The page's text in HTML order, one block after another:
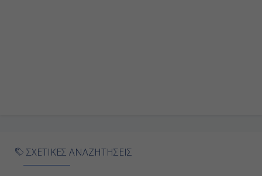
ΣΧΕΤΙΚΕΣ ΑΝΑΖΗΤΗΣΕΙΣ